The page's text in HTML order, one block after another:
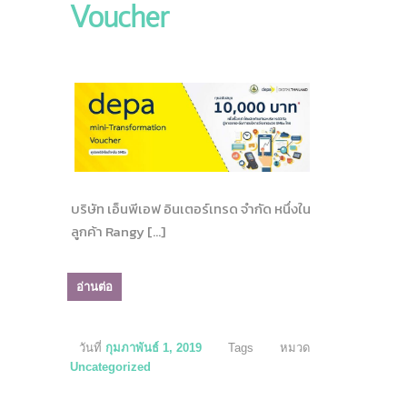
Voucher
บริษัท เอ็นพีเอฟ อินเตอร์เทรด จำกัด หนึ่งใน
ลูกค้า Rangy […]
อ่านต่อ
วันที่ กุมภาพันธ์ 1, 2019 Tags
หมวด
Uncategorized